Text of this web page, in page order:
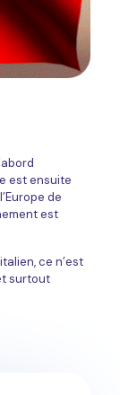
est ensuite
de
est
ce n’est
surtout